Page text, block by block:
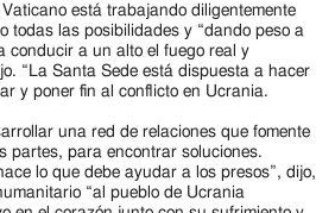
está trabajando diligentemente
todas las posibilidades y “dando peso a
conducir a un alto el fuego real y
“La Santa Sede está dispuesta a hacer
y poner fin al conflicto en Ucrania.
una red de relaciones que fomente
partes, para encontrar soluciones.
lo que debe ayudar a los presos”, dijo,
“al pueblo de Ucrania